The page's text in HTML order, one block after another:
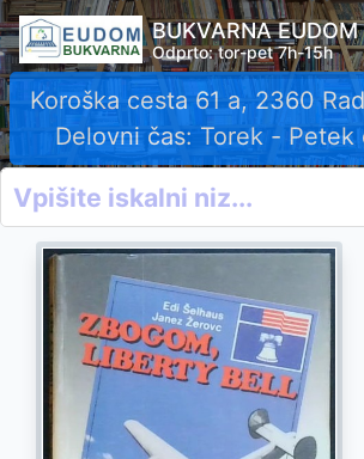
BUKVARNA EUDOM
Odprto: tor-pet 7h-15h
Koroška cesta 61 a, 2360
Delovni čas: Torek - Petek